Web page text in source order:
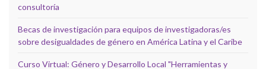
consultoría
Becas de investigación para equipos de investigadoras/es
sobre desigualdades de género en América Latina y el Caribe
Curso Virtual: Género y Desarrollo Local "Herramientas y